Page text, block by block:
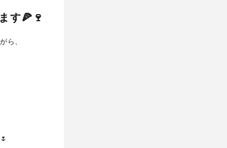
す🍕🍷
ら、